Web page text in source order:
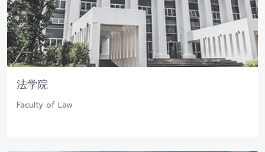
法学院
Faculty of Law